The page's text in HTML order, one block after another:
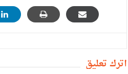
أترك تعليق